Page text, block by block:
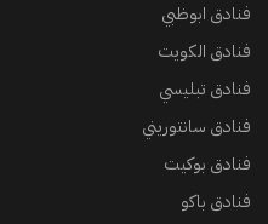
فنادق ابوظبي
فنادق الكويت
فنادق تبليسي
فنادق سانتوريني
فنادق بوكيت
فنادق باكو